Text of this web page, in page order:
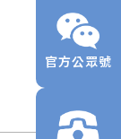
官方公眾號